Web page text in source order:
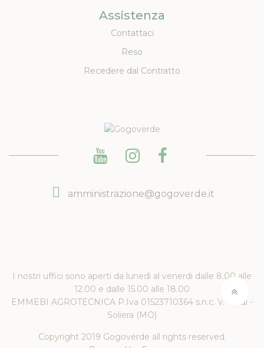
Assistenza
Contattaci
Reso
Recedere dal Contratto
amministrazione@gogoverde.it
I nostri uffici sono aperti da lunedì al venerdi dalle 8.00 alle
12.00 e dalle 15.00 alle 18.00
EMMEBI AGROTECNICA P.Iva 01523710364 s.n.c. V. Verdi -
Soliera (MO)
Copyright 2019 Gogoverde all rights reserved.